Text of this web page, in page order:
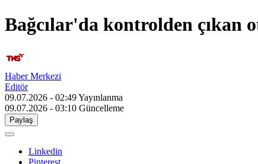
Bağcılar'da kontrolden çıkan
Haber Merkezi
Editör
09.07.2026 - 02:49Yayınlanma
09.07.2026 - 03:10 Güncelleme
Paylaş
Linkedin
Pinterest